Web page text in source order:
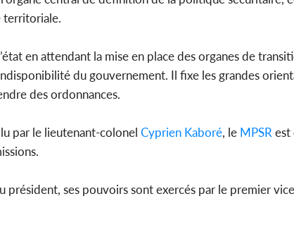
territoriale.
en attendant la mise en place des organes de
du gouvernement. Il fixe les grandes
des ordonnances.
lu par le lieutenant-colonel Cyprien Kaboré, le MPSRest
président, ses pouvoirs sont exercés par le premier